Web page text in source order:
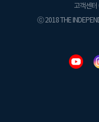
고객센
ⓒ 2018 THE